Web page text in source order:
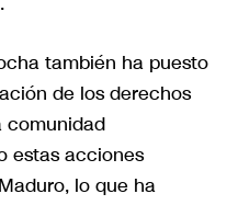
también ha puesto
de los derechos
comunidad
estas acciones
lo que ha